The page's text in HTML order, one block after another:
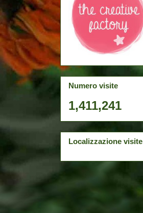
Numero visite
1,411,241
Localizzazione visite